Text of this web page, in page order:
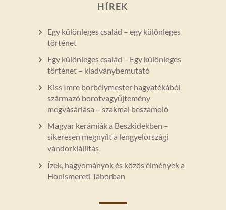
HÍREK
Egy különleges család – egy különleges
történet
Egy különleges család – Egy különleges
történet – kiadványbemutató
Kiss Imre borbélymester hagyatékából
származó borotvagyűjtemény
megvásárlása – szakmai beszámoló
Magyar kerámiák a Beszkidekben –
sikeresen megnyílt a lengyelországi
vándorkiállítás
Ízek, hagyományok és közös élmények a
Honismereti Táborban